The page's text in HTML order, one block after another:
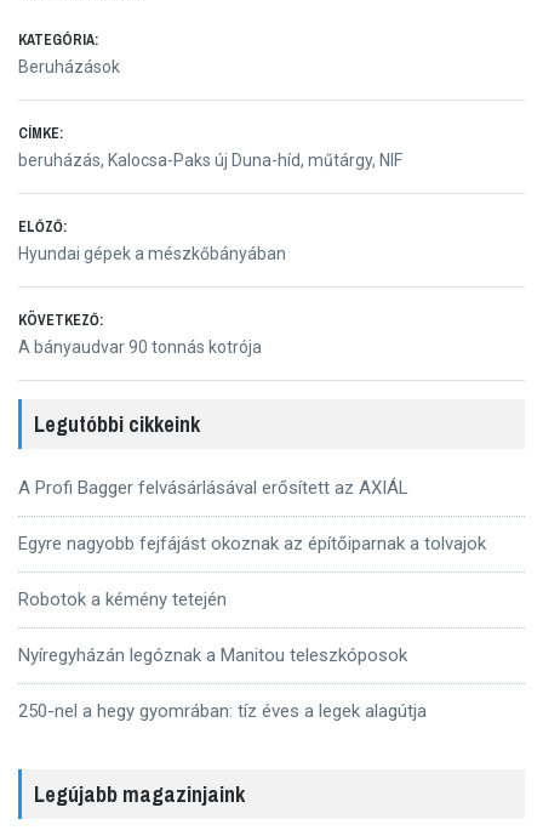
KATEGÓRIA:
Beruházások
CÍMKE:
beruházás, Kalocsa-Paks új Duna-híd, műtárgy, NIF
Bejegyzés
navigáció
ELŐZŐ:
Előző
Hyundai gépek a mészkőbányában
KÖVETKEZŐ:
Következő
A bányaudvar 90 tonnás kotrója
Legutóbbi cikkeink
A Profi Bagger felvásárlásával erősített az AXIÁL
Egyre nagyobb fejfájást okoznak az építőiparnak a tolvajok
Robotok a kémény tetején
Nyíregyházán legóznak a Manitou teleszkóposok
250-nel a hegy gyomrában: tíz éves a legek alagútja
Legújabb magazinjaink